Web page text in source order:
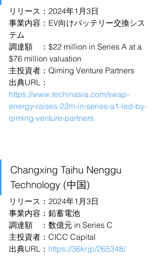
リリース：2024年1月3日
事業内容：EV向けバッテリー交換シス
テム
調達額　：$22 million in Series A at a
$76 million valuation
主投資者：Qiming Venture Partners
出典URL：
https://www.techinasia.com/swap-
energy-raises-22m-in-series-a1-led-by-
qiming-venture-partners
Changxing Taihu Nenggu
Technology (中国)
リリース：2024年1月3日
事業内容：鉛蓄電池
調達額　：数億元 in Series C
主投資者：CICC Capital
出典URL： https://36kr.jp/265348/